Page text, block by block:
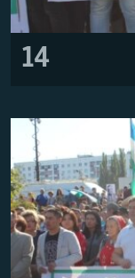
14